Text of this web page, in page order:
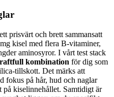
prisvärt och brett sammansatt
kisel med flera B-vitaminer,
aminosyror. I vårt test stack
kombination för dig som
tillskott. Det märks att
fokus på hår, hud och naglar
på kiselinnehållet. Samtidigt är